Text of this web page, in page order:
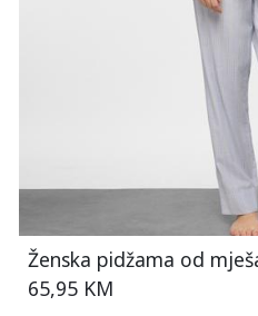
Ženska pidžama od
65,95 KM